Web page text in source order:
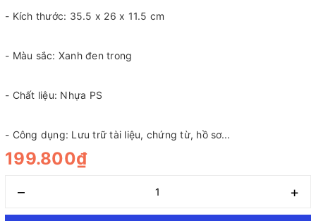
- Kích thước: 35.5 x 26 x 11.5 cm
- Màu sắc: Xanh đen trong
- Chất liệu: Nhựa PS
- Công dụng: Lưu trữ tài liệu, chứng từ, hồ sơ...
199.800₫
– +